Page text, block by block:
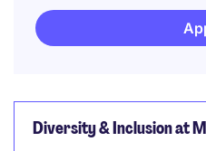
Diversity & Inclusion at